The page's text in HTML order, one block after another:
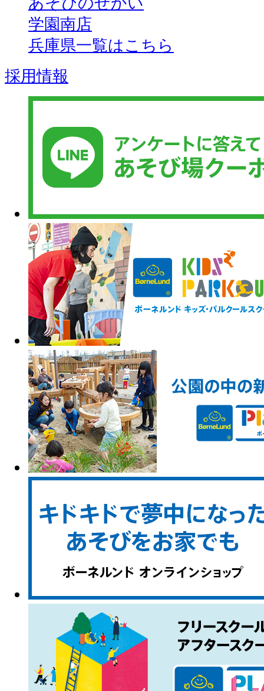
学園南店
兵庫県一覧はこちら
採用情報